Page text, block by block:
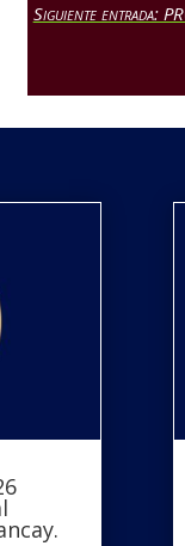
Siguiente entrada: